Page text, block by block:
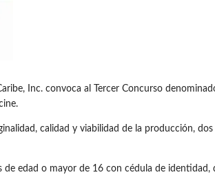
Inc. convoca al Tercer Concurso
calidad y viabilidad de la producción,
edad o mayor de 16 con cédula de